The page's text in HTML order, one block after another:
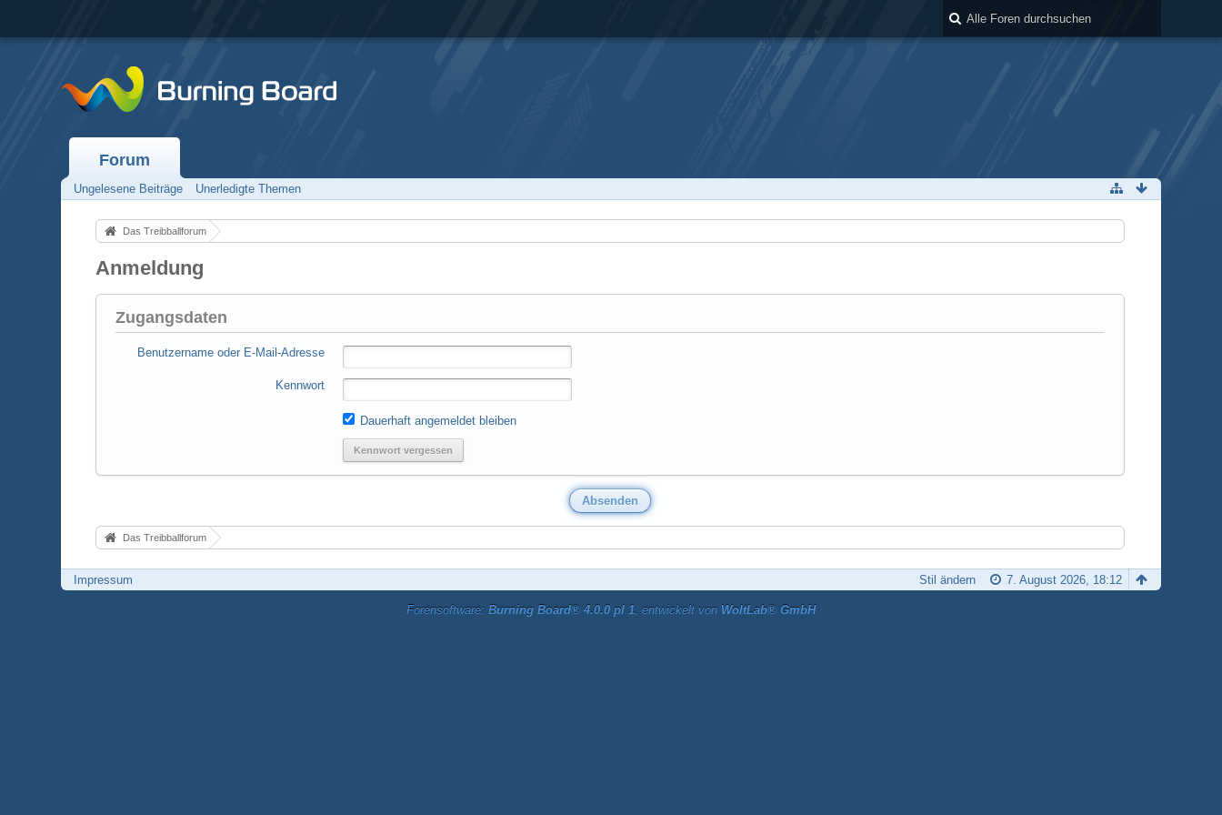
Forum
Ungelesene Beiträge Unerledigte Themen
Das Treibballforum
Anmeldung
Zugangsdaten
Benutzername oder E-Mail-Adresse
Kennwort
Dauerhaft angemeldet bleiben
Kennwort vergessen
Das Treibballforum
Impressum 7. August 2026, 18:12
Stil ändern
Forensoftware: Burning Board® 4.0.0 pl 1, entwickelt von WoltLab® GmbH